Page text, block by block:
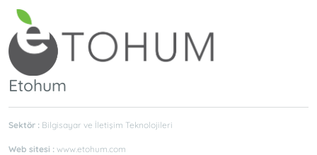
Etohum
Sektör : Bilgisayar ve İletişim Teknolojileri
Web sitesi : www.etohum.com